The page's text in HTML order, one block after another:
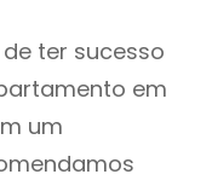
ter sucesso
em
um